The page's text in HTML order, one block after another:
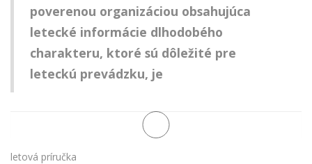
poverenou organizáciou obsahujúca
letecké informácie dlhodobého
charakteru, ktoré sú dôležité pre
leteckú prevádzku, je
letová príručka